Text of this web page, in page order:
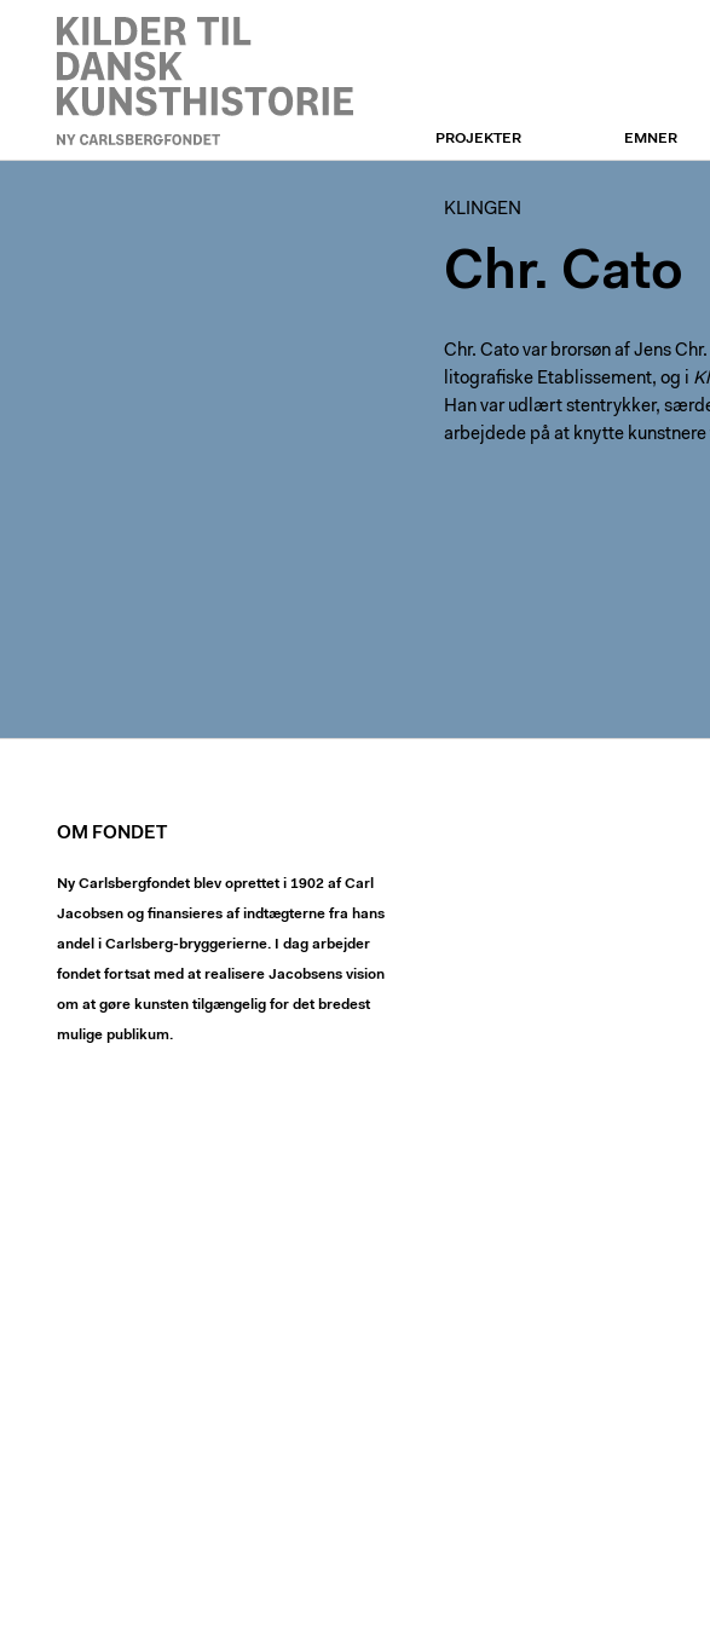
KLINGEN
PROJEKTER EMNER
KLINGEN
Chr. Cato
Chr. Cato var brorsøn af Jens
litografiske Etablissement, og i
Han var udlært stentrykker,
arbejdede på at knytte
OM FONDET
Ny Carlsbergfondet blev oprettet i 1902 af Carl
Jacobsen og finansieres af indtægterne fra hans
andel i Carlsberg-bryggerierne. I dag arbejder
fondet fortsat med at realisere Jacobsens vision
om at gøre kunsten tilgængelig for det bredest
mulige publikum.